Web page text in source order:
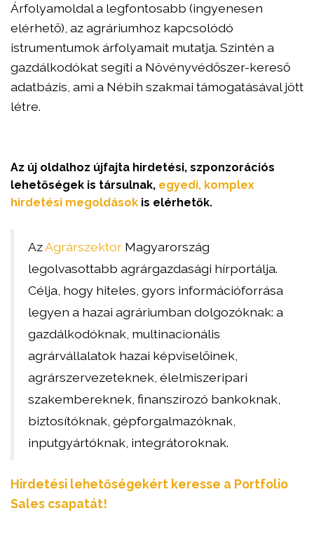
Árfolyamoldal a legfontosabb (ingyenesen
elérhető), az agráriumhoz kapcsolódó
istrumentumok árfolyamait mutatja. Szintén a
gazdálkodókat segíti a Növényvédőszer-kereső
adatbázis, ami a Nébih szakmai támogatásával jött
létre.
Az új oldalhoz újfajta hirdetési, szponzorációs
lehetőségek is társulnak, egyedi, komplex
hirdetési megoldások is elérhetők.
AzAgrárszektor Magyarország
legolvasottabb agrárgazdasági hírportálja.
Célja, hogy hiteles, gyors információforrása
legyen a hazai agráriumban dolgozóknak: a
gazdálkodóknak, multinacionális
agrárvállalatok hazai képviselőinek,
agrárszervezeteknek, élelmiszeripari
szakembereknek, finanszírozó bankoknak,
biztosítóknak, gépforgalmazóknak,
inputgyártóknak, integrátoroknak.
Hirdetési lehetőségekért keresse a Portfolio
Sales csapatát!